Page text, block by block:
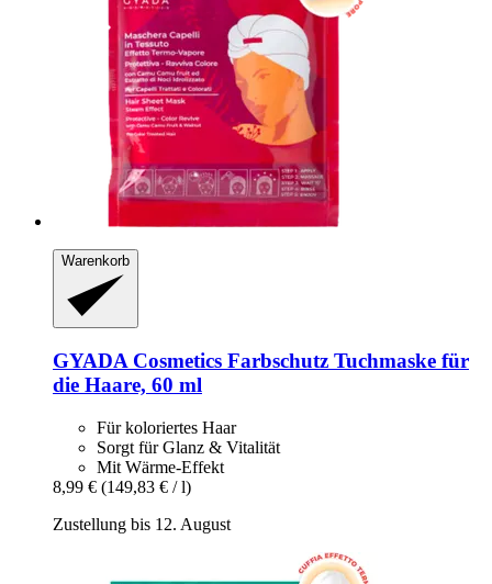
Warenkorb
GYADA Cosmetics Farbschutz Tuchmaske für
die Haare, 60 ml
Für koloriertes Haar
Sorgt für Glanz & Vitalität
Mit Wärme-Effekt
8,99 € (149,83 € / l)
Zustellung bis 12. August